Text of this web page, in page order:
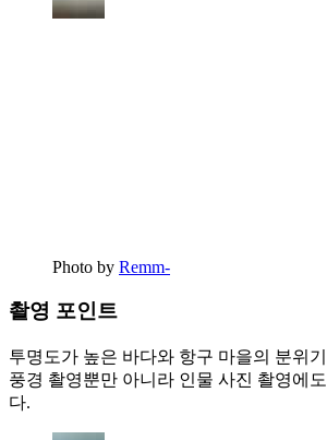
Photo by Remm-
촬영 포인트
투명도가 높은 바다와 항구 마을의 분위
풍경 촬영뿐만 아니라 인물 사진 촬영에
다.